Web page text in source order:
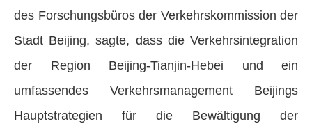
des Forschungsbüros der Verkehrskommission der
Stadt Beijing, sagte, dass die Verkehrsintegration
der Region Beijing-Tianjin-Hebei und ein
umfassendes Verkehrsmanagement Beijings
Hauptstrategien für die Bewältigung der